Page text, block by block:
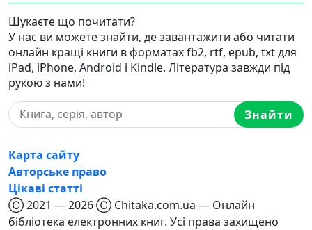
Шукаєте що почитати?
У нас ви можете знайти, де завантажити або читати
онлайн кращі книги в форматах fb2, rtf, epub, txt для
iPad, iPhone, Android і Kindle. Література завжди під
рукою з нами!
Знайти
Карта сайту
Авторське право
Цікаві статті
Ⓒ 2021 — 2026 Ⓒ Chitaka.com.ua — Онлайн
бібліотека електронних книг. Усі права захищено